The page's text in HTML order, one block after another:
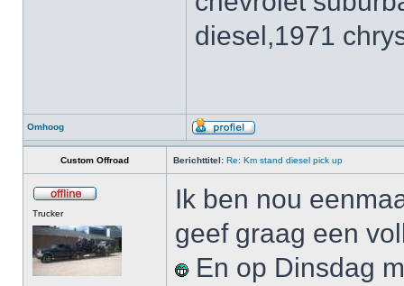
diesel,1971
Omhoog
Custom Offroad Berichttitel: Re: Km stand diesel pick up
Trucker
Ik ben nou
geef graag een
En op Dinsdag